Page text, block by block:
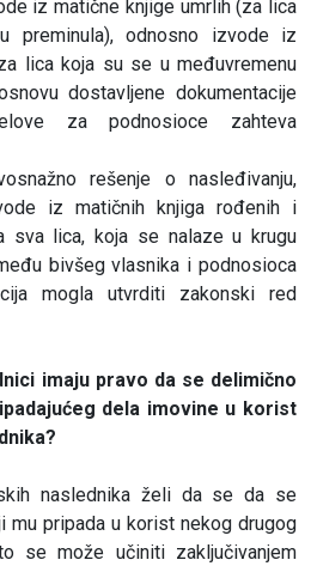
iz matične knjige umrlih (za lica
preminula), odnosno izvode iz
lica koja su se u međuvremenu
dostavljene dokumentacije
za podnosioce zahteva
rešenje o nasleđivanju,
iz matičnih knjiga rođenih i
sva lica, koja se nalaze u krugu
bivšeg vlasnika i podnosioca
mogla utvrditi zakonski red
imaju pravo da se delimično
dela imovine u korist
naslednika želi da se da se
mu pripada u korist nekog drugog
se može učiniti zaključivanjem